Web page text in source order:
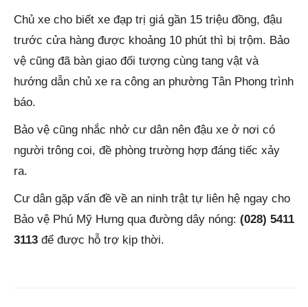
Chủ xe cho biết xe đạp trị giá gần 15 triệu đồng, đậu
trước cửa hàng được khoảng 10 phút thì bị trộm. Bảo
vệ cũng đã bàn giao đối tượng cùng tang vật và
hướng dẫn chủ xe ra công an phường Tân Phong trình
báo.
Bảo vệ cũng nhắc nhở cư dân nên đậu xe ở nơi có
người trông coi, đề phòng trường hợp đáng tiếc xảy
ra.
Cư dân gặp vấn đề về an ninh trật tự liên hệ ngay cho
Bảo vệ Phú Mỹ Hưng qua đường dây nóng: (028) 5411
3113 để được hỗ trợ kịp thời.